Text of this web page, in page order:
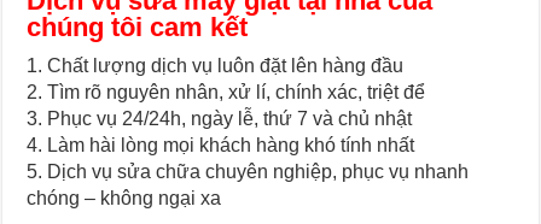
chúng tôi cam kết
1. Chất lượng dịch vụ luôn đặt lên hàng đầu
2. Tìm rõ nguyên nhân, xử lí, chính xác, triệt để
3. Phục vụ 24/24h, ngày lễ, thứ 7 và chủ nhật
4. Làm hài lòng mọi khách hàng khó tính nhất
5. Dịch vụ sửa chữa chuyên nghiệp, phục vụ nhanh
chóng – không ngại xa